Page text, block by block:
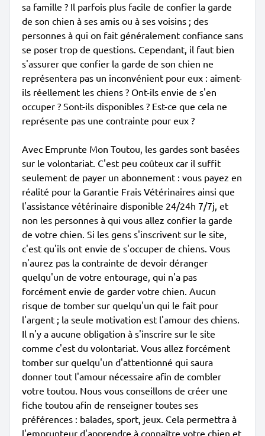
sa famille ? Il parfois plus facile de confier la garde
de son chien à ses amis ou à ses voisins ; des
personnes à qui on fait généralement confiance sans
se poser trop de questions. Cependant, il faut bien
s'assurer que confier la garde de son chien ne
représentera pas un inconvénient pour eux : aiment-
ils réellement les chiens ? Ont-ils envie de s'en
occuper ? Sont-ils disponibles ? Est-ce que cela ne
représente pas une contrainte pour eux ?
Avec Emprunte Mon Toutou, les gardes sont basées
sur le volontariat. C'est peu coûteux car il suffit
seulement de payer un abonnement : vous payez en
réalité pour la Garantie Frais Vétérinaires ainsi que
l'assistance vétérinaire disponible 24/24h 7/7j, et
non les personnes à qui vous allez confier la garde
de votre chien. Si les gens s'inscrivent sur le site,
c'est qu'ils ont envie de s'occuper de chiens. Vous
n'aurez pas la contrainte de devoir déranger
quelqu'un de votre entourage, qui n'a pas
forcément envie de garder votre chien. Aucun
risque de tomber sur quelqu'un qui le fait pour
l'argent ; la seule motivation est l'amour des chiens.
Il n'y a aucune obligation à s'inscrire sur le site
comme c'est du volontariat. Vous allez forcément
tomber sur quelqu'un d'attentionné qui saura
donner tout l'amour nécessaire afin de combler
votre toutou. Nous vous conseillons de créer une
fiche toutou afin de renseigner toutes ses
préférences : balades, sport, jeux. Cela permettra à
l'emprunteur d'apprendre à connaître votre chien et